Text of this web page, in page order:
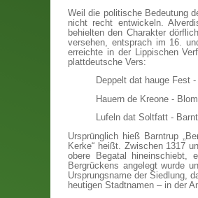
Weil die politische Bedeutung
nicht recht entwickeln.
behielten den Charakter
versehen, entsprach im 16.
erreichte in der Lippischen
plattdeutsche Vers:
Deppelt dat hauge Fest
Hauern de Kreone -
Lufeln dat Soltfatt -
Ursprünglich hieß Barntrup
Kerke“ heißt. Zwischen 1317
obere Begatal hineinschiebt,
Bergrückens angelegt wurde
Ursprungsname der Siedlung,
heutigen Stadtnamen – in der